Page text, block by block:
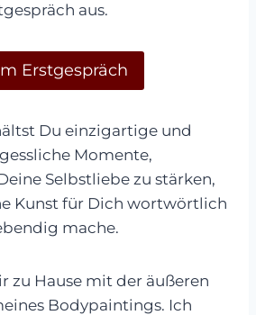
aus.
Erstgespräch
Du einzigartige und
Momente,
Selbstliebe zu stärken,
Kunst für Dich wortwörtlich
mache.
zu Hause mit der äußeren
Bodypaintings. Ich